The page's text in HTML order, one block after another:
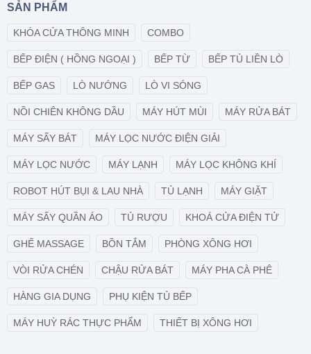
SẢN PHẨM
KHÓA CỬA THÔNG MINH COMBO
BẾP ĐIỆN ( HỒNG NGOẠI ) BẾP TỪ BẾP TỦ LIỀN LÒ
BẾP GAS LÒ NƯỚNG LÒ VI SÓNG
NỒI CHIÊN KHÔNG DẦU MÁY HÚT MÙI MÁY RỬA BÁT
MÁY SẤY BÁT MÁY LỌC NƯỚC ĐIỆN GIẢI
MÁY LỌC NƯỚC MÁY LẠNH MÁY LỌC KHÔNG KHÍ
ROBOT HÚT BỤI & LAU NHÀ TỦ LẠNH MÁY GIẶT
MÁY SẤY QUẦN ÁO TỦ RƯỢU KHOÁ CỬA ĐIỆN TỬ
GHẾ MASSAGE BỒN TẮM PHÒNG XÔNG HƠI
VÒI RỬA CHÉN CHẬU RỬA BÁT MÁY PHA CÀ PHÊ
HÀNG GIA DỤNG PHỤ KIỆN TỦ BẾP
MÁY HUỲ RÁC THỰC PHẨM THIẾT BỊ XÔNG HƠI